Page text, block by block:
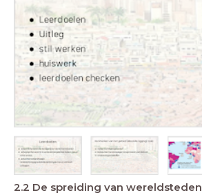
2.2 De spreiding van wereldsteden